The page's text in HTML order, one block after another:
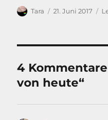
Autor
Tara
Veröffentlicht
21. Juni 2017
4
von heute“